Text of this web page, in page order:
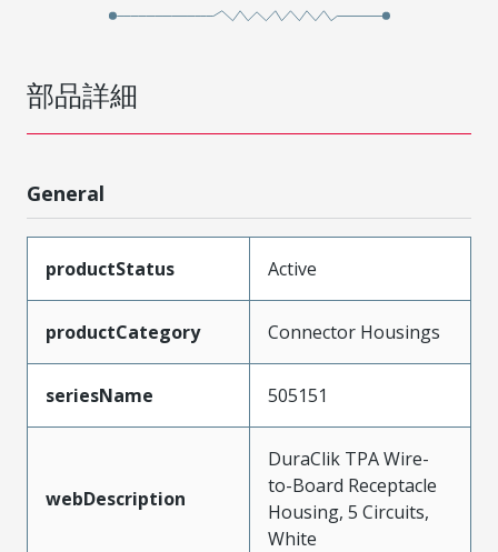
部品詳細
General
productStatus Active
productCategory Connector Housings
seriesName 505151
webDescription
DuraClik TPA Wire-
to-Board Receptacle
Housing, 5 Circuits,
White